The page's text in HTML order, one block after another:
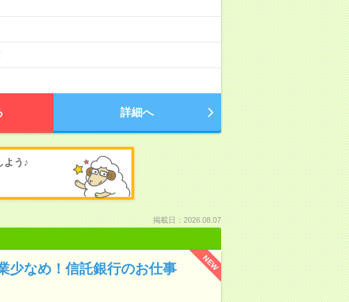
詳細へ
よう♪
掲載日：2026.08.07
NEW
少なめ！信託銀行のお仕事